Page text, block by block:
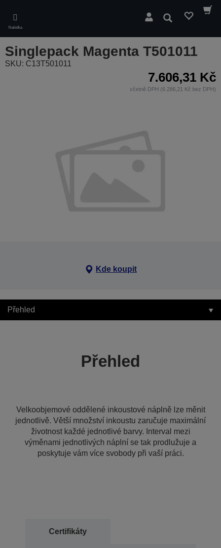
main
content
Nabídka
Hledat
Singlepack Magenta T501011
SKU: C13T501011
7.606,31 Kč
včetně DPH (6.286,21 Kč bez DPH)
Kde koupit
Přehled
Přehled
Velkoobjemové oddělené inkoustové náplně lze měnit
jednotlivě. Větší množství inkoustu zaručuje maximální
životnost každé jednotlivé barvy. Interval mezi
výměnami jednotlivých náplní se tak prodlužuje a
poskytuje vám více svobody při vaší práci.
Certifikáty